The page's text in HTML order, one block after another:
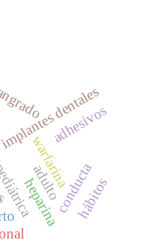
dentales
warfarina
heparina
adhesivos
conducta
hábitos
adulto